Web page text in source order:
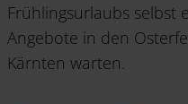
Frühlingsurlaubs selbst
Angebote in den
Kärnten warten.